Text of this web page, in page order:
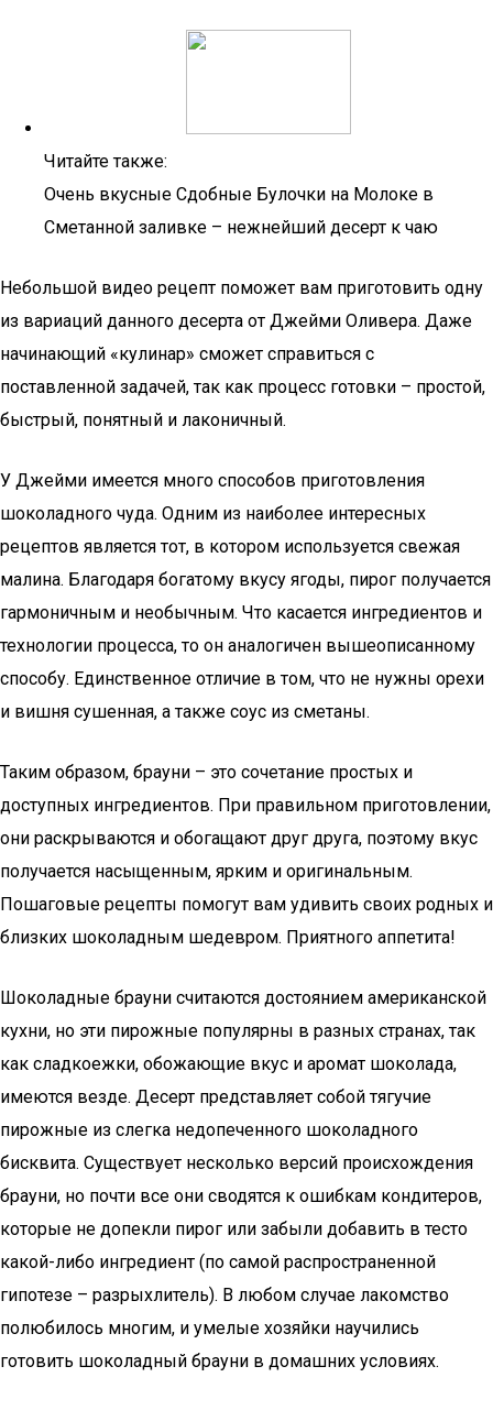
Читайте также:
Очень вкусные Сдобные Булочки на Молоке в
Сметанной заливке – нежнейший десерт к чаю
Небольшой видео рецепт поможет вам приготовить одну
из вариаций данного десерта от Джейми Оливера. Даже
начинающий «кулинар» сможет справиться с
поставленной задачей, так как процесс готовки – простой,
быстрый, понятный и лаконичный.
У Джейми имеется много способов приготовления
шоколадного чуда. Одним из наиболее интересных
рецептов является тот, в котором используется свежая
малина. Благодаря богатому вкусу ягоды, пирог получается
гармоничным и необычным. Что касается ингредиентов и
технологии процесса, то он аналогичен вышеописанному
способу. Единственное отличие в том, что не нужны орехи
и вишня сушенная, а также соус из сметаны.
Таким образом, брауни – это сочетание простых и
доступных ингредиентов. При правильном приготовлении,
они раскрываются и обогащают друг друга, поэтому вкус
получается насыщенным, ярким и оригинальным.
Пошаговые рецепты помогут вам удивить своих родных и
близких шоколадным шедевром. Приятного аппетита!
Шоколадные брауни считаются достоянием американской
кухни, но эти пирожные популярны в разных странах, так
как сладкоежки, обожающие вкус и аромат шоколада,
имеются везде. Десерт представляет собой тягучие
пирожные из слегка недопеченного шоколадного
бисквита. Существует несколько версий происхождения
брауни, но почти все они сводятся к ошибкам кондитеров,
которые не допекли пирог или забыли добавить в тесто
какой-либо ингредиент (по самой распространенной
гипотезе – разрыхлитель). В любом случае лакомство
полюбилось многим, и умелые хозяйки научились
готовить шоколадный брауни в домашних условиях.